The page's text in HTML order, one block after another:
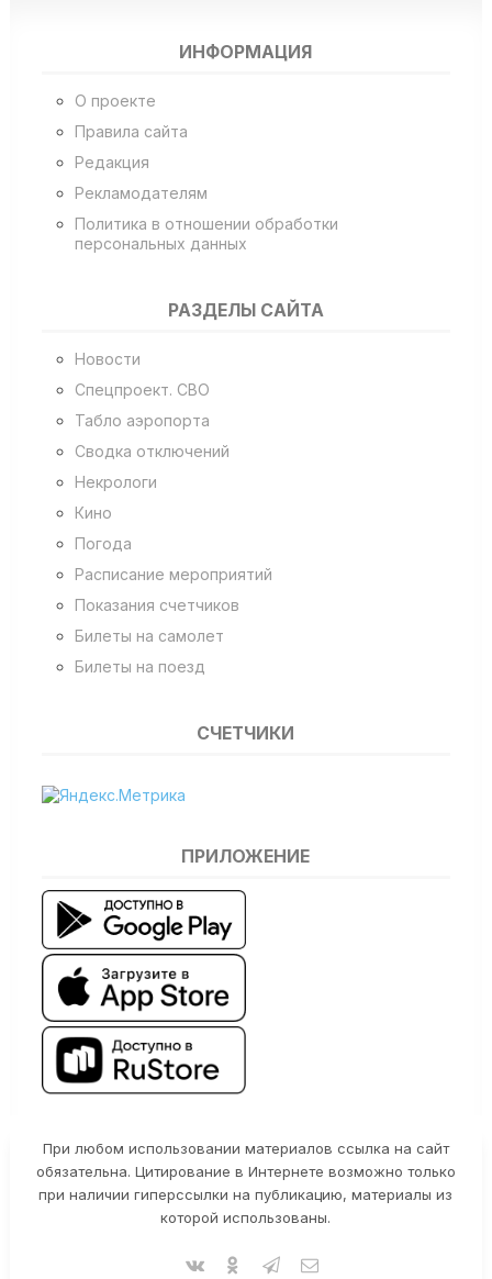
ИНФОРМАЦИЯ
О проекте
Правила сайта
Редакция
Рекламодателям
Политика в отношении обработки
персональных данных
РАЗДЕЛЫ САЙТА
Новости
Спецпроект. СВО
Табло аэропорта
Сводка отключений
Некрологи
Кино
Погода
Расписание мероприятий
Показания счетчиков
Билеты на самолет
Билеты на поезд
СЧЕТЧИКИ
ПРИЛОЖЕНИЕ
При любом использовании материалов ссылка на сайт
обязательна. Цитирование в Интернете возможно только
при наличии гиперссылки на публикацию, материалы из
которой использованы.